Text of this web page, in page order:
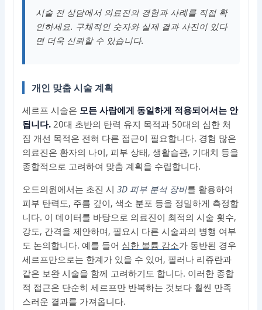
시술 전 상담에서 의료진의 경험과 사례를 직접 확
인하세요. 구체적인 숫자와 실제 결과 사진이 있다
면 더욱 신뢰할 수 있습니다.
개인 맞춤 시술 계획
세르프 시술은 모든 사람에게 동일하게 적용되어서는 안
됩니다. 20대 초반의 탄력 유지 목적과 50대의 심한 처
짐 개선 목적은 전혀 다른 접근이 필요합니다. 경험 많은
의료진은 환자의 나이, 피부 상태, 생활습관, 기대치 등을
종합적으로 고려하여 맞춤 계획을 수립합니다.
오드의원에서는 초진 시3D 피부 분석 장비를 활용하여
피부 탄력도, 주름 깊이, 색소 분포 등을 정밀하게 측정합
니다. 이 데이터를 바탕으로 의료진이 최적의 시술 횟수,
강도, 간격을 제안하며, 필요시 다른 시술과의 병행 여부
도 논의합니다. 예를 들어 심한 볼륨 감소가 동반된 경우
세르프만으로는 한계가 있을 수 있어, 필러나 리쥬란과
같은 보완 시술을 함께 고려하기도 합니다. 이러한 종합
적 접근은 단순히 세르프만 반복하는 것보다 훨씬 만족
스러운 결과를 가져옵니다.